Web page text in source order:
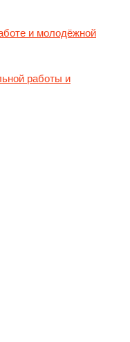
и молодёжной
работы и